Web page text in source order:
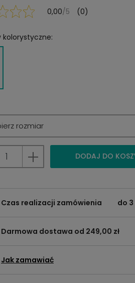
0,00/5 (0)
kolorystyczne:
rozmiar
DODAJ DO
Czas realizacji zamówienia do
Darmowa dostawa od 249,00 zł
Jak zamawiać